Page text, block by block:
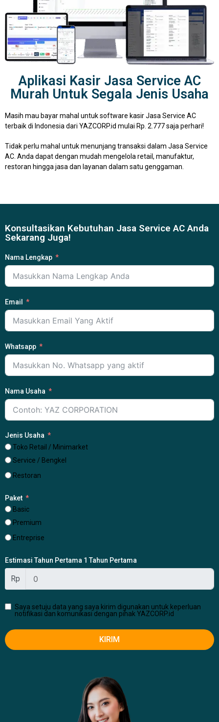
Aplikasi Kasir Jasa Service AC
Murah Untuk Segala Jenis Usaha
Masih mau bayar mahal untuk software kasir Jasa Service AC
terbaik di Indonesia dari YAZCORP.id mulai Rp. 2.777 saja perhari!
Tidak perlu mahal untuk menunjang transaksi dalam Jasa Service
AC. Anda dapat dengan mudah mengelola retail, manufaktur,
restoran hingga jasa dan layanan dalam satu genggaman.
Konsultasikan Kebutuhan Jasa Service AC Anda
Sekarang Juga!
Nama Lengkap
Email
Whatsapp
Nama Usaha
Jenis Usaha
Toko Retail / Minimarket
Service / Bengkel
Restoran
Paket
Basic
Premium
Entreprise
Estimasi Tahun Pertama 1 Tahun Pertama
Rp
Saya setuju data yang saya kirim digunakan untuk keperluan
notifikasi dan komunikasi dengan pihak YAZCORP.id
KIRIM